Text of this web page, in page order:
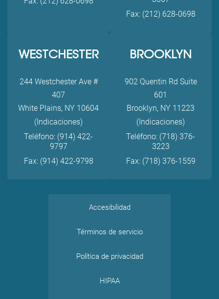
Fax: (212) 628-0698
WESTCHESTER
244 Westchester Ave #
407
White Plains, NY 10604
(Indicaciones)
Teléfono: (914) 422-
9797
Fax: (914) 422-9798
BROOKLYN
902 Quentin Rd Suite
601
Brooklyn, NY 11223
(Indicaciones)
Teléfono: (718) 376-
3223
Fax: (718) 376-1559
Accesibilidad
Términos de servicio
Política de privacidad
HIPAA